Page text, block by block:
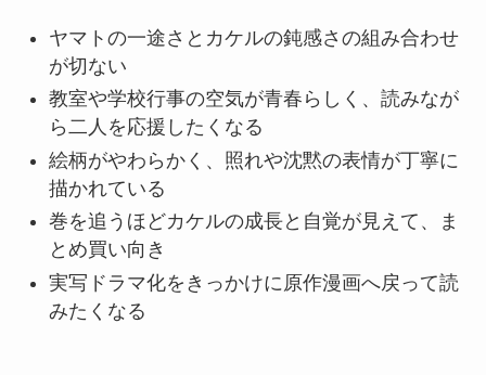
ヤマトの一途さとカケルの鈍感さの組み合わせ
が切ない
教室や学校行事の空気が青春らしく、読みなが
ら二人を応援したくなる
絵柄がやわらかく、照れや沈黙の表情が丁寧に
描かれている
巻を追うほどカケルの成長と自覚が見えて、ま
とめ買い向き
実写ドラマ化をきっかけに原作漫画へ戻って読
みたくなる